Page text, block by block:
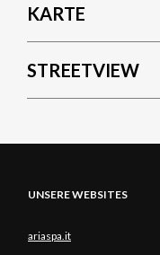
KARTE
STREETVIEW
UNSERE WEBSITES
ariaspa.it